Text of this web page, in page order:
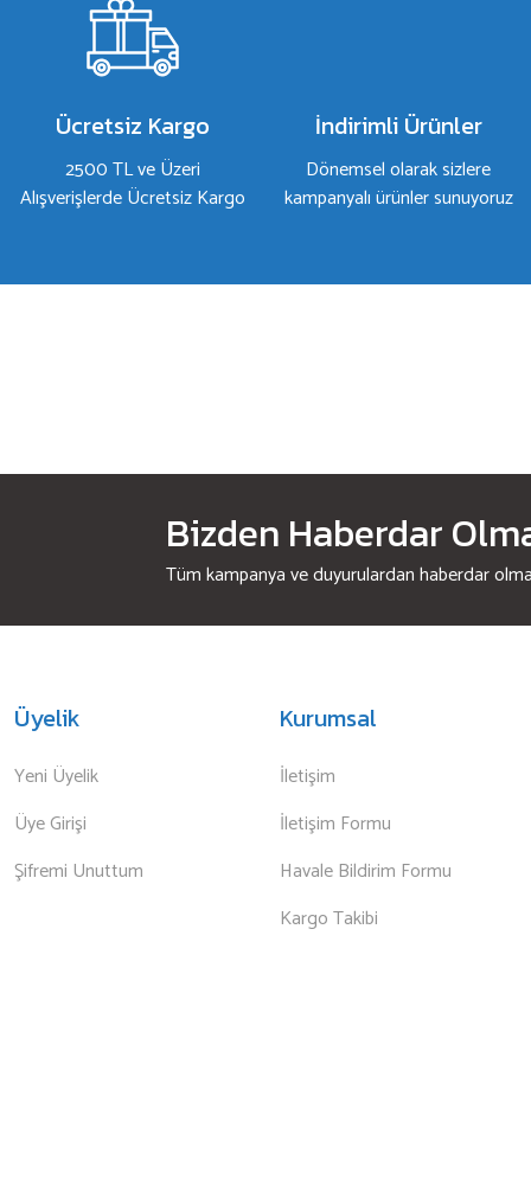
Ürün açıklamasında eksik bilgiler bulunuyor.
Ürün bilgilerinde hatalar bulunuyor.
Ürün fiyatı diğer sitelerden daha pahalı.
Bu ürüne benzer farklı alternatifler olmalı.
Ücretsiz Kargo
2500 TL ve Üzeri
Alışverişlerde Ücretsiz Kargo
İndirimli Ürünler
Dönemsel olarak sizlere
kampanyalı ürünler sunuyoruz
Bizden Haberdar
Tüm kampanya ve duyurulardan haberdar
Üyelik
Yeni Üyelik
Üye Girişi
Şifremi Unuttum
Kurumsal
İletişim
İletişim Formu
Havale Bildirim Formu
Kargo Takibi